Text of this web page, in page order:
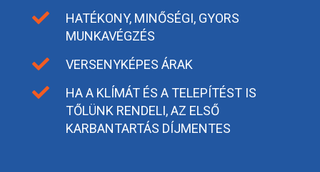

HATÉKONY, MINŐSÉGI, GYORS
MUNKAVÉGZÉS
 VERSENYKÉPES ÁRAK

HA A KLÍMÁT ÉS A TELEPÍTÉST IS
TŐLÜNK RENDELI, AZ ELSŐ
KARBANTARTÁS DÍJMENTES